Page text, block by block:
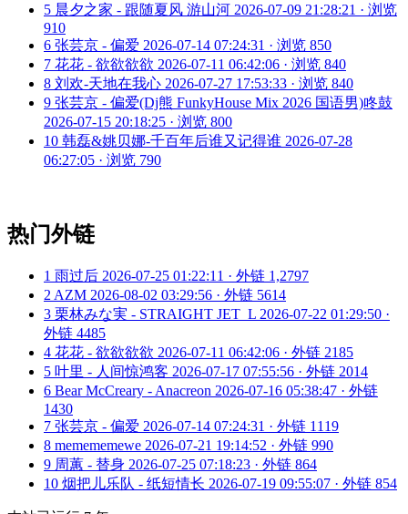
5 晨夕之家 - 跟随夏风 游山河 2026-07-09 21:28:21 · 浏览
910
6 张芸京 - 偏爱 2026-07-14 07:24:31 · 浏览 850
7 花花 - 欲欲欲欲 2026-07-11 06:42:06 · 浏览 840
8 刘欢-天地在我心 2026-07-27 17:53:33 · 浏览 840
9 张芸京 - 偏爱(Dj熊 FunkyHouse Mix 2026 国语男)咚鼓
2026-07-15 20:18:25 · 浏览 800
10 韩磊&姚贝娜-千百年后谁又记得谁 2026-07-28
06:27:05 · 浏览 790
热门外链
1 雨过后 2026-07-25 01:22:11 · 外链 1,2797
2 AZM 2026-08-02 03:29:56 · 外链 5614
3 栗林みな実 - STRAIGHT JET_L 2026-07-22 01:29:50 ·
外链 4485
4 花花 - 欲欲欲欲 2026-07-11 06:42:06 · 外链 2185
5 叶里 - 人间惊鸿客 2026-07-17 07:55:56 · 外链 2014
6 Bear McCreary - Anacreon 2026-07-16 05:38:47 · 外链
1430
7 张芸京 - 偏爱 2026-07-14 07:24:31 · 外链 1119
8 memememewe 2026-07-21 19:14:52 · 外链 990
9 周蕙 - 替身 2026-07-25 07:18:23 · 外链 864
10 烟把儿乐队 - 纸短情长 2026-07-19 09:55:07 · 外链 854